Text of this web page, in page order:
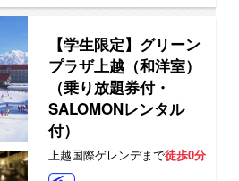
【学生限定】グリーン
プラザ上越（和洋室）
（乗り放題券付・
SALOMONレンタル
付）
上越国際ゲレンデまで徒歩0分